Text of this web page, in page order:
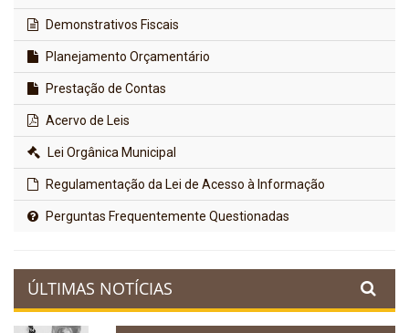
Demonstrativos Fiscais
Planejamento Orçamentário
Prestação de Contas
Acervo de Leis
Lei Orgânica Municipal
Regulamentação da Lei de Acesso à Informação
Perguntas Frequentemente Questionadas
ÚLTIMAS NOTÍCIAS